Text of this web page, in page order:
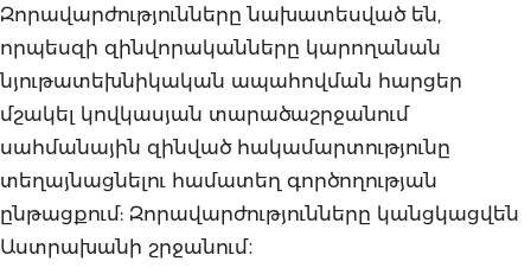
Զորավարժությունները նախատեսված են,
որպեսզի զինվորականները կարողանան
նյութատեխնիկական ապահովման հարցեր
մշակել կովկասյան տարածաշրջանում
սահմանային զինված հակամարտությունը
տեղայնացնելու համատեղ գործողության
ընթացքում: Զորավարժությունները կանցկացվեն
Աստրախանի շրջանում։